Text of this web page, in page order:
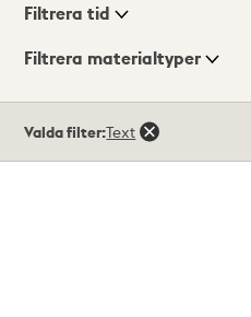
Visningsläge
Filtrera tid
Filtrera materialtyper
träffar
Valda filter:Text